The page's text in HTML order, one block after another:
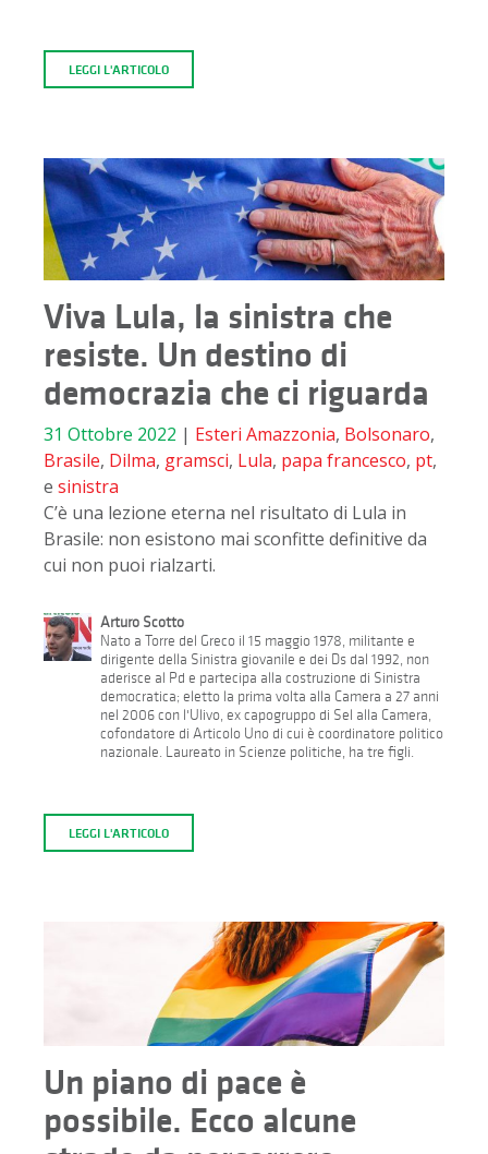
LEGGI L'ARTICOLO
Viva Lula, la sinistra che
resiste. Un destino di
democrazia che ci riguarda
31 Ottobre 2022 | Esteri Amazzonia, Bolsonaro,
Brasile, Dilma, gramsci, Lula, papa francesco, pt,
e sinistra
C’è una lezione eterna nel risultato di Lula in
Brasile: non esistono mai sconfitte definitive da
cui non puoi rialzarti.
Arturo Scotto
Nato a Torre del Greco il 15 maggio 1978, militante e
dirigente della Sinistra giovanile e dei Ds dal 1992, non
aderisce al Pd e partecipa alla costruzione di Sinistra
democratica; eletto la prima volta alla Camera a 27 anni
nel 2006 con l'Ulivo, ex capogruppo di Sel alla Camera,
cofondatore di Articolo Uno di cui è coordinatore politico
nazionale. Laureato in Scienze politiche, ha tre figli.
LEGGI L'ARTICOLO
Un piano di pace è
possibile. Ecco alcune